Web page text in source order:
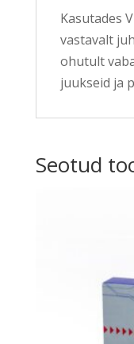
Kasutades
vastavalt
ohutult
juukseid ja
Seotud